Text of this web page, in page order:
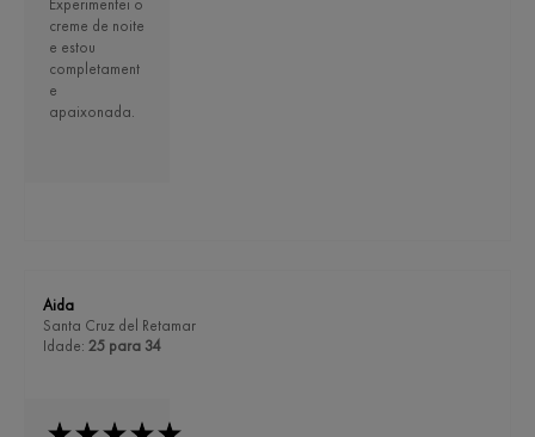
Experimentei o
creme de noite
e estou
completament
e
apaixonada.
Aida
Santa Cruz del Retamar
Idade: 25 para 34